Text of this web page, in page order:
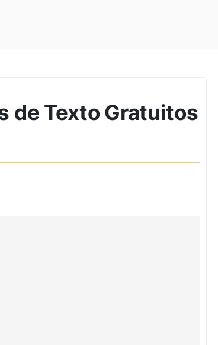
de Texto Gratuitos